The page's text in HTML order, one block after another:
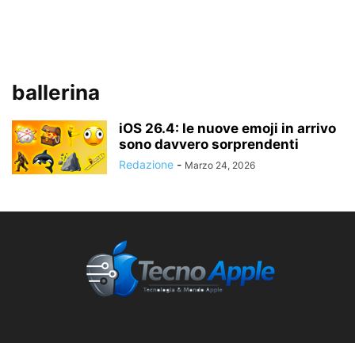
ballerina
iOS 26.4: le nuove emoji in arrivo
sono davvero sorprendenti
Redazione - Marzo 24, 2026